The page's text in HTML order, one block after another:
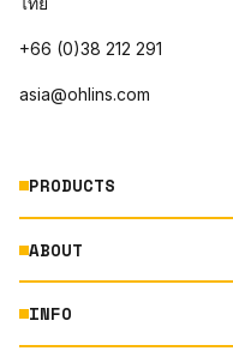
+66 (0)38 212 291
asia@ohlins.com
PRODUCTS
MOTORCYCLE
AUTOMOTIVE
ABOUT
ABOUT US
INFO